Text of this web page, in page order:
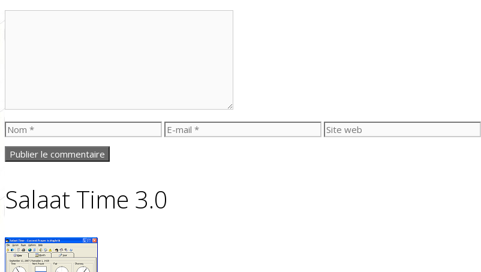
Nom
E-
mail
Site
web
Salaat Time 3.0